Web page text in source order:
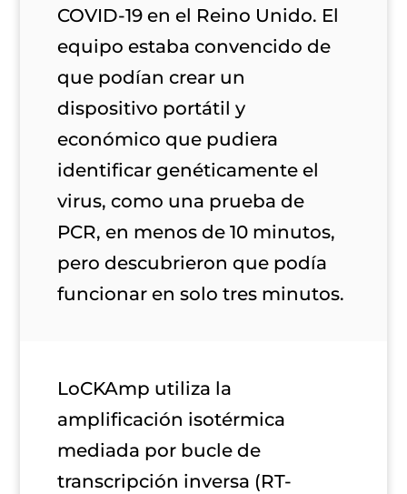
COVID-19 en el Reino Unido. El
equipo estaba convencido de
que podían crear un
dispositivo portátil y
económico que pudiera
identificar genéticamente el
virus, como una prueba de
PCR, en menos de 10 minutos,
pero descubrieron que podía
funcionar en solo tres minutos.
LoCKAmp utiliza la
amplificación isotérmica
mediada por bucle de
transcripción inversa (RT-